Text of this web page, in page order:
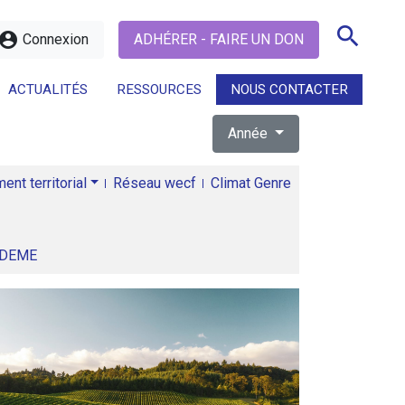
account_circle Connexion ADHÉRER - FAIRE UN DON search
ACTUALITÉS RESSOURCES NOUS CONTACTER
search
Année
territorial Réseau wecf Climat Genre